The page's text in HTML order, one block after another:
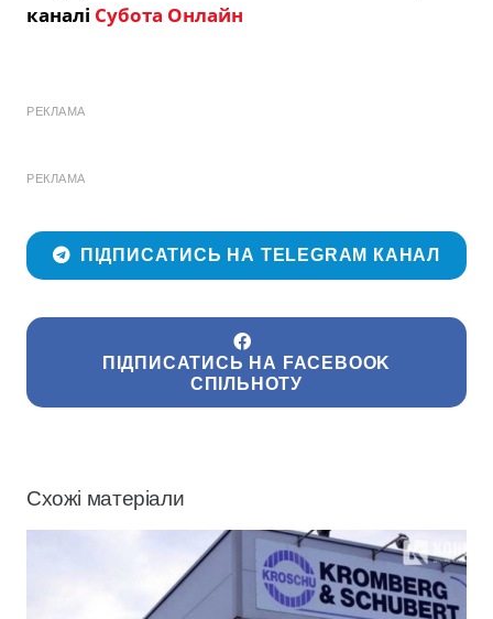
каналі Субота Онлайн
РЕКЛАМА
РЕКЛАМА
ПІДПИСАТИСЬ НА TELEGRAM КАНАЛ
ПІДПИСАТИСЬ НА FACEBOOK
СПІЛЬНОТУ
Схожі матеріали